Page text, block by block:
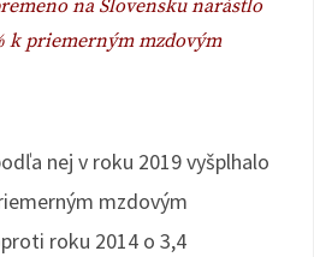
na Slovensku narástlo
k priemerným mzdovým
nej v roku 2019 vyšplhalo
mzdovým
roku 2014 o 3,4